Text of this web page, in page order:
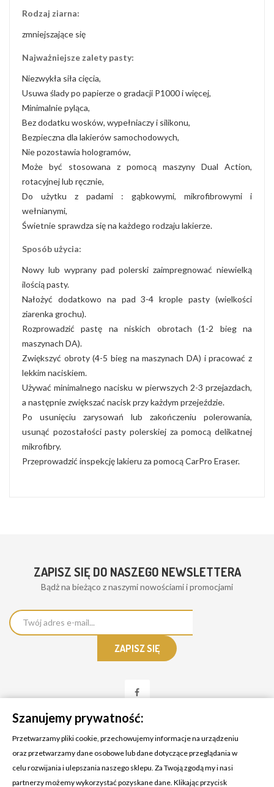
Rodzaj ziarna:
zmniejszające się
Najważniejsze zalety pasty:
Niezwykła siła cięcia,
Usuwa ślady po papierze o gradacji P1000 i więcej,
Minimalnie pyląca,
Bez dodatku wosków, wypełniaczy i silikonu,
Bezpieczna dla lakierów samochodowych,
Nie pozostawia hologramów,
Może być stosowana z pomocą maszyny Dual Action,
rotacyjnej lub ręcznie,
Do użytku z padami : gąbkowymi, mikrofibrowymi i
wełnianymi,
Świetnie sprawdza się na każdego rodzaju lakierze.
Sposób użycia:
Nowy lub wyprany pad polerski zaimpregnować niewielką
ilością pasty.
Nałożyć dodatkowo na pad 3-4 krople pasty (wielkości
ziarenka grochu).
Rozprowadzić pastę na niskich obrotach (1-2 bieg na
maszynach DA).
Zwiększyć obroty (4-5 bieg na maszynach DA) i pracować z
lekkim naciskiem.
Używać minimalnego nacisku w pierwszych 2-3 przejazdach,
a następnie zwiększać nacisk przy każdym przejeździe.
Po usunięciu zarysowań lub zakończeniu polerowania,
usunąć pozostałości pasty polerskiej za pomocą delikatnej
mikrofibry.
Przeprowadzić inspekcję lakieru za pomocą CarPro Eraser.
ZAPISZ SIĘ DO NASZEGO NEWSLETTERA
Bądż na bieżąco z naszymi nowościami i promocjami
KONTAKT Z NAMI
Szanujemy prywatność:
Przetwarzamy pliki cookie, przechowujemy informacje na urządzeniu
oraz przetwarzamy dane osobowe lub dane dotyczące przeglądania w
celu rozwijania i ulepszania naszego sklepu. Za Twoją zgodą my i nasi
partnerzy możemy wykorzystać pozyskane dane. Klikając przycisk